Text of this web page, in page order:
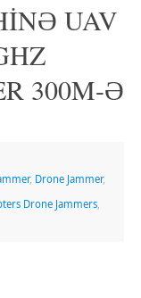
UAV
300M-Ə
, Drone Jammer,
Drone Jammers,